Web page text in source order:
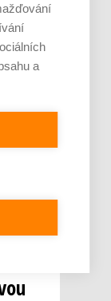
Essity
využít
a